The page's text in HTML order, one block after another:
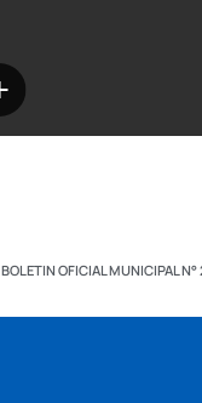
BOLETIN OFICIAL MUNICIPAL